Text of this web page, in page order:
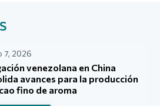
7, 2026
venezolana en China
avances para la producción
fino de aroma